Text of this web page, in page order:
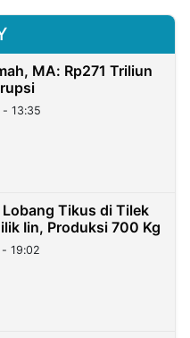
MA: Rp271 Triliun
13:35
Tikus di Tilek
Iin, Produksi 700 Kg
19:02